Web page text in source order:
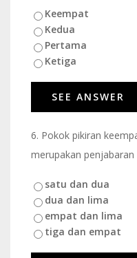
Keempat
Kedua
Pertama
Ketiga
6. Pokok pikiran
merupakan penjabaran
satu dan dua
dua dan lima
empat dan lima
tiga dan empat